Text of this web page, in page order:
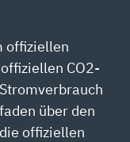
offiziellen
CO2-
über den
offiziellen